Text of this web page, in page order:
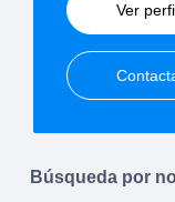
Ver
Búsqueda por